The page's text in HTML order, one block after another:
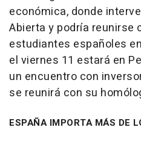
económica, donde
Abierta y podría reunirse
estudiantes españoles
el viernes 11 estará en
un encuentro con
se reunirá con su
ESPAÑA IMPORTA MÁS DE